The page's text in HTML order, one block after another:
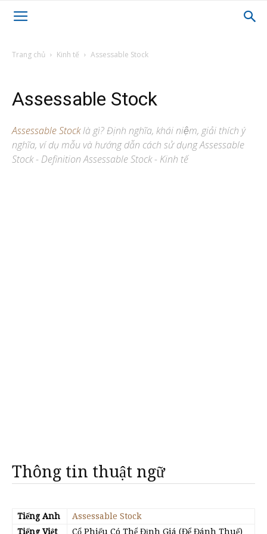
Trang chủ Kinh tế Assessable Stock
Assessable Stock
Assessable Stocklà gì? Định nghĩa, khái niệm, giải thích ý
nghĩa, ví dụ mẫu và hướng dẫn cách sử dụng Assessable
Stock - Definition Assessable Stock - Kinh tế
Thông tin thuật ngữ
Tiếng Anh
Assessable Stock
Tiếng Việt
Cổ Phiếu Có Thể Định Giá (Để Đánh Thuế)